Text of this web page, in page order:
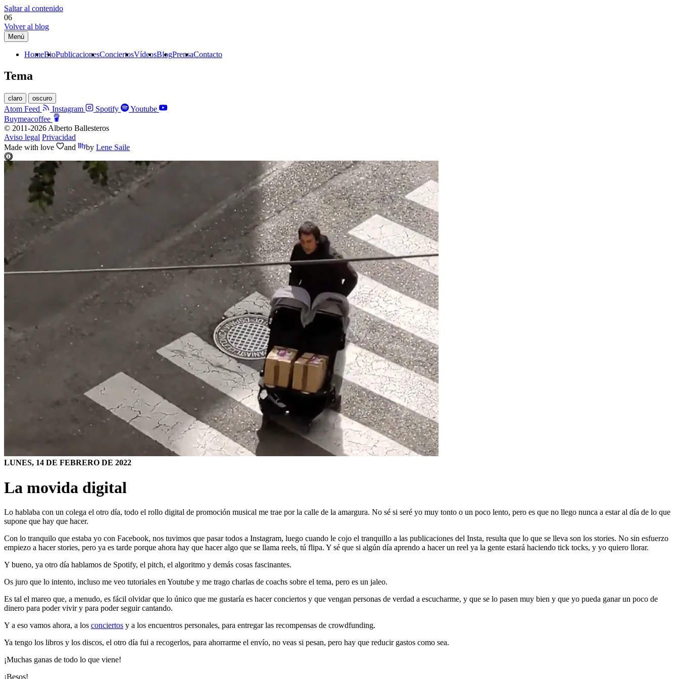
Saltar al contenido
06
Volver al blog
Menú
HomeBioPublicacionesConciertosVídeosBlogPrensaContacto
Tema
claro oscuro
Atom Feed Instagram Spotify
Youtube
Buymeacoffee
© 2011-2026 Alberto Ballesteros
Aviso legal Privacidad
Made with love and by Lene Saile
LUNES, 14 DE FEBRERO DE 2022
La movida digital
Lo hablaba con un colega el otro día, todo el rollo digital de promoción musical me trae por la calle de la amargura. No sé si seré yo muy tonto o un poco lento, pero es que no llego nunca a estar al día de lo que
supone que hay que hacer.
Con lo tranquilo que estaba yo con Facebook, nos tuvimos que pasar todos a Instagram, luego cuando le cojo el tranquillo a las publicaciones del Insta, resulta que lo que se lleva son los stories. No sin esfuerzo
empiezo a hacer stories, pero ya es tarde porque ahora hay que hacer algo que se llama reels, tú flipa. Y sé que si algún día aprendo a hacer un reel ya la gente estará haciendo tick tocks, y yo quiero llorar.
Y bueno, ya otro día hablamos de Spotify, el pitch, el algoritmo y demás cosas fascinantes.
Os juro que lo intento, incluso me veo tutoriales en Youtube y me trago charlas de coachs sobre el tema, pero es un jaleo.
Es tal el mareo que, a menudo, es fácil olvidar que lo único que me gustaría es hacer conciertos y que vengan personas de verdad a escucharme, y que se lo pasen muy bien y que yo pueda ganar un poco de
dinero para poder vivir y para poder seguir cantando.
Y a eso vamos ahora, a los conciertos y a los encuentros personales, para entregar las recompensas de crowdfunding.
Ya tengo los libros y los discos, el otro día fui a recogerlos, para ahorrarme el envío, no veas si pesan, pero hay que reducir gastos como sea.
¡Muchas ganas de todo lo que viene!
¡Besos!